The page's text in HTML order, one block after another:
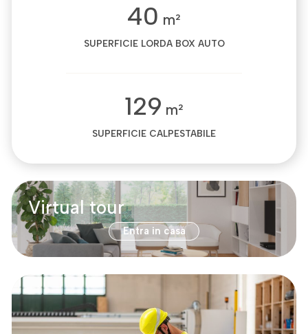
40 m²
SUPERFICIE LORDA BOX AUTO
129 m²
SUPERFICIE CALPESTABILE
Virtual tour
Entra in casa